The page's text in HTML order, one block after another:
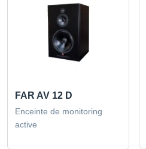
FAR AV 12 D
Enceinte de monitoring
active